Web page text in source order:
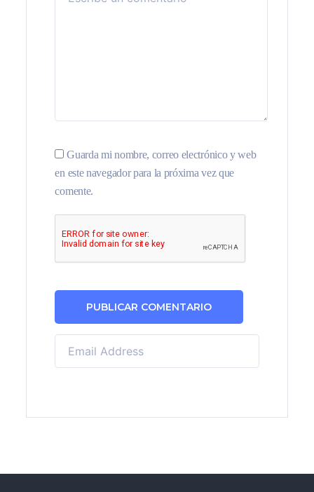
Guarda mi nombre, correo electrónico y web
en este navegador para la próxima vez que
comente.